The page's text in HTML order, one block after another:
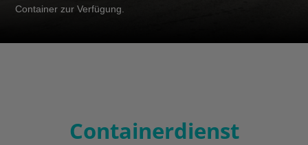
Container zur Verfügung.
Containerdienst